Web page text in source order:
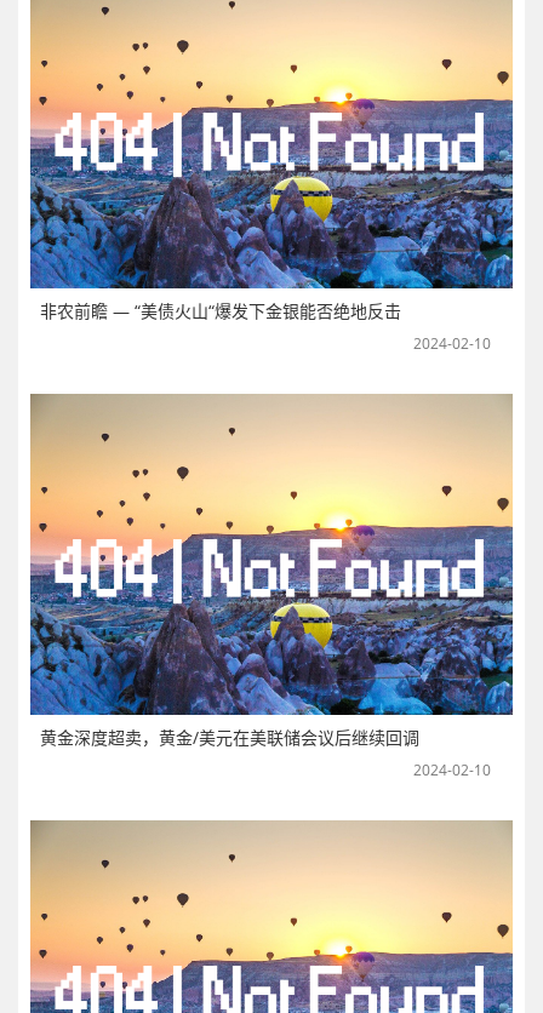
非农前瞻 — “美债火山“爆发下金银能否绝地反击
2024-02-10
黄金深度超卖，黄金/美元在美联储会议后继续回调
2024-02-10